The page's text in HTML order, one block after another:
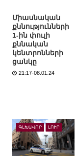
Միասնական
քննությունների
1-ին փուլի
քննական
կենտրոնների
ցանկը
21:17-08.01.24
ԳԼԽԱՎՈՐ ԼՈՒՐ